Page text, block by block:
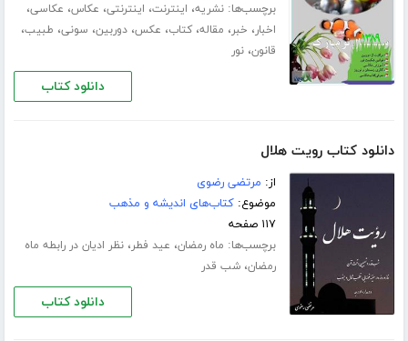
برچسب‌ها:نشریه، اینترنت، اینترنتی، عکاس، عکاسی،
اخبار، خبر، مقاله،کتاب، عکس،دوربین، سونی، طبیب،
قانون،نور
دانلود کتاب
دانلود کتاب رویت هلال
از: مرتضی رضوی
موضوع:کتاب‌های اندیشه و مذهب
۱۱۷ صفحه
برچسب‌ها: ماه رمضان، عید فطر،نظر ادیان در رابطه ماه
رمضان،شب قدر
دانلود کتاب